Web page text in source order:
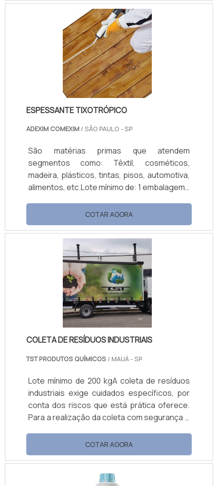
MILD Solvente; Digital UV; Digital UV LED; Eco
solvente (Odorless); Sublimática (Base
água).Alguns exemplos dos substratos são:
lonas PVC, PVC adesivo, tecidos,
poliestireno, polietileno tratado, madeira/
ESPESSANTE TIXOTRÓPICO
ADEXIM COMEXIM / SÃO PAULO - SP
São matérias primas que atendem
segmentos como: Têxtil, cosméticos,
madeira, plásticos, tintas, pisos, automotiva,
alimentos, etc.Lote mínimo de: 1 embalagem -
versátil, cada vez mais consumido no
mercado industrial. Ele, normalmente, é
comercializado em diversos modelos, tudo
de acordo com as necessidades.São três os
principais modelos: ComGel 601, aplicado em
tinta látex convencional e texturizada,
adesivos, epóxi, tinta de impressão; ComGel
460, recom.
COTAR AGORA
COLETA DE RESÍDUOS INDUSTRIAIS
TST PRODUTOS QUÍMICOS / MAUÁ - SP
Lote mínimo de 200 kgA coleta de resíduos
industriais exige cuidados específicos, por
conta dos riscos que está prática oferece.
Para a realização da coleta com segurança e
empresa especializada na destinação
correta destes materiais.O transporte feito
corretamente Caso não sigam os critérios
de segurança, o transporte pode
COTAR AGORA